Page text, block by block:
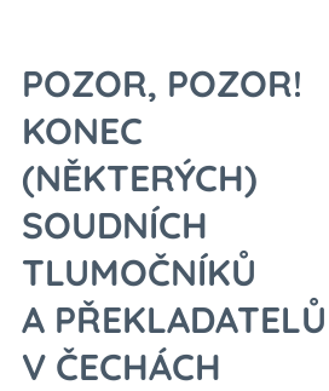
POZOR, POZOR!
KONEC
(NĚKTERÝCH)
SOUDNÍCH
TLUMOČNÍKŮ
A PŘEKLADATELŮ
V ČECHÁCH